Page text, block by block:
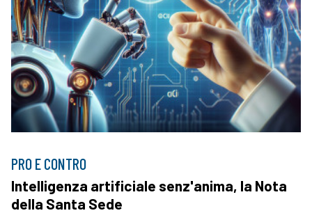
PRO E CONTRO
Intelligenza artificiale senz'anima, la Nota
della Santa Sede